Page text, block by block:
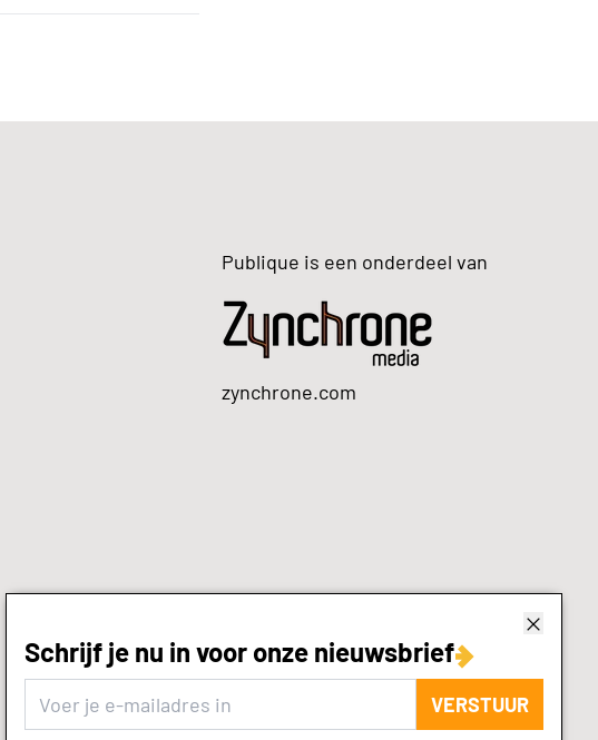
Schrijf je nu in voor onze nieuwsbrief
VERSTUUR
Publique is een onderdeel van
zynchrone.com